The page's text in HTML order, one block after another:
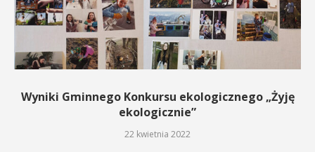
Wyniki Gminnego Konkursu ekologicznego „Żyję
ekologicznie”
22 kwietnia 2022